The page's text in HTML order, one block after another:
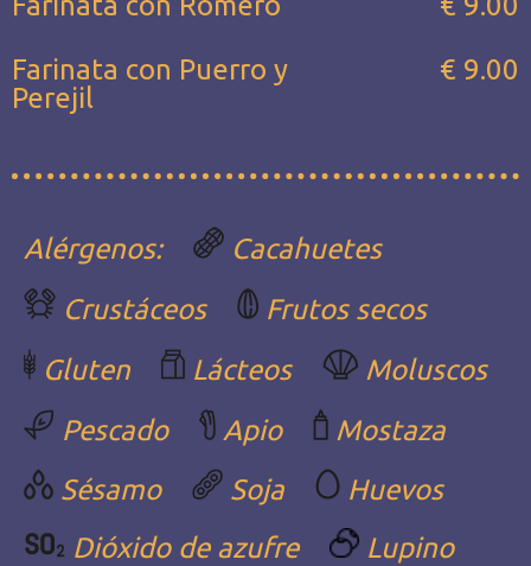
Farinata con Puerro y
Perejil
€ 9.00
Alérgenos:
Cacahuetes
Crustáceos
Frutos secos
Gluten
Lácteos
Moluscos
Pescado
Apio
Mostaza
Sésamo
Soja
Huevos
Dióxido de azufre
Lupino